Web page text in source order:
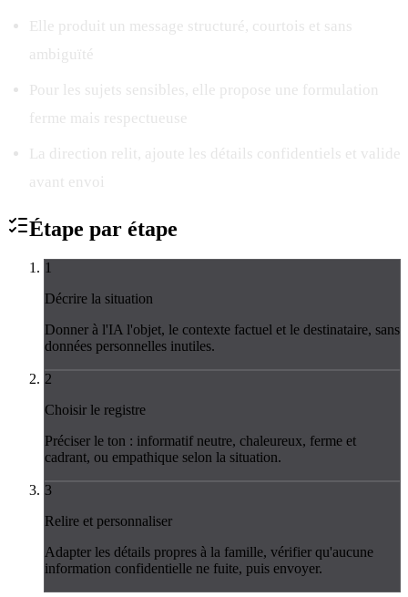
Elle produit un message structuré, courtois et sans
ambiguïté
Pour les sujets sensibles, elle propose une formulation
ferme mais respectueuse
La direction relit, ajoute les détails confidentiels et valide
avant envoi
Étape par étape
1
Décrire la situation
Donner à l'IA l'objet, le contexte factuel et le destinataire, sans
données personnelles inutiles.
2
Choisir le registre
Préciser le ton : informatif neutre, chaleureux, ferme et
cadrant, ou empathique selon la situation.
3
Relire et personnaliser
Adapter les détails propres à la famille, vérifier qu'aucune
information confidentielle ne fuite, puis envoyer.